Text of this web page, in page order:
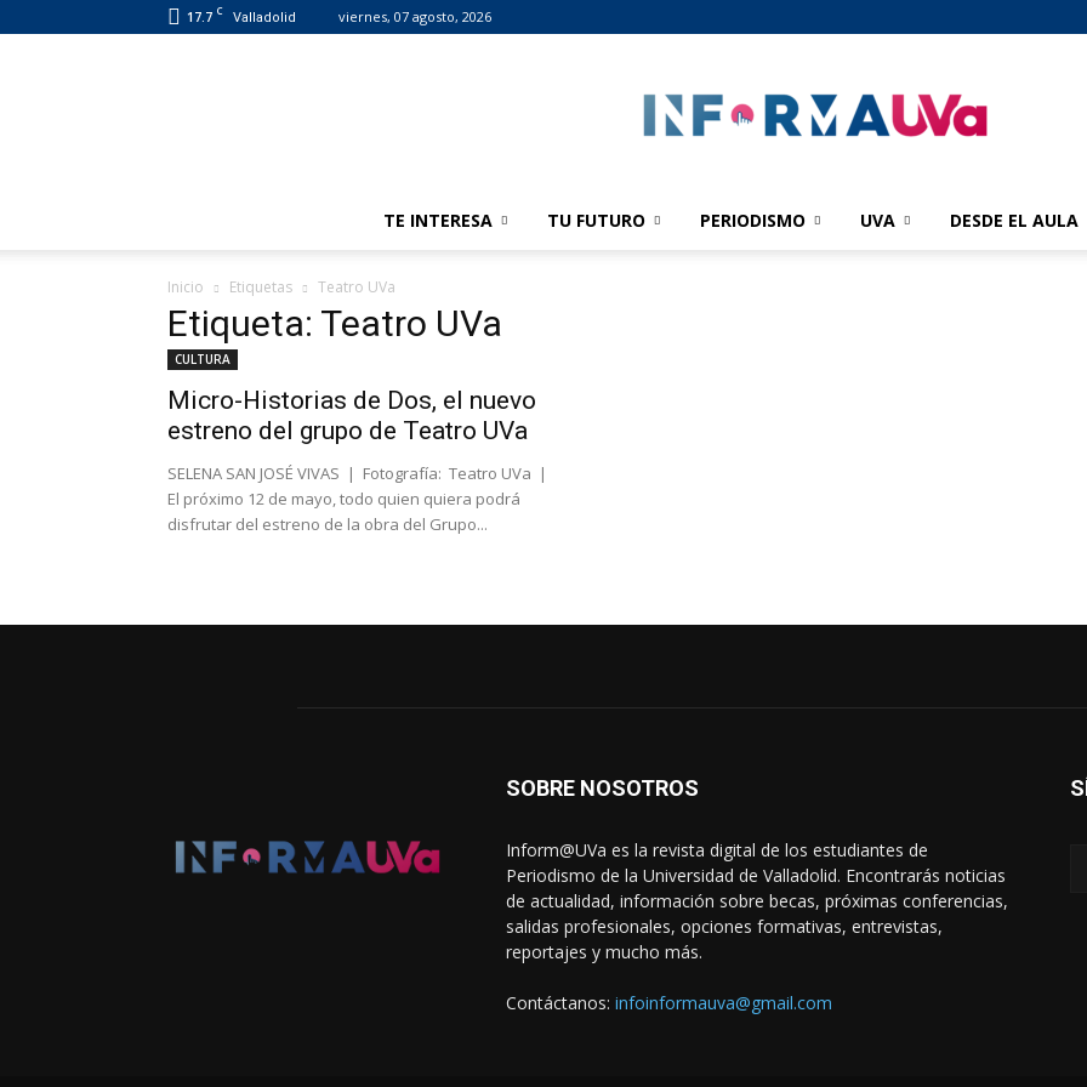
17.7 C Valladolid viernes, 07 agosto, 2026
informaUVA
TE INTERESA TU FUTURO PERIODISMO UVA DESDE EL AULA
Inicio Etiquetas Teatro UVa
Etiqueta: Teatro UVa
CULTURA
Micro-Historias de Dos, el nuevo
estreno del grupo de Teatro UVa
SELENA SAN JOSÉ VIVAS | Fotografía: Teatro UVa |
El próximo 12 de mayo, todo quien quiera podrá
disfrutar del estreno de la obra del Grupo...
SOBRE NOSOTROS
Inform@UVa es la revista digital de los estudiantes de
Periodismo de la Universidad de Valladolid. Encontrarás noticias
de actualidad, información sobre becas, próximas conferencias,
salidas profesionales, opciones formativas, entrevistas,
reportajes y mucho más.
Contáctanos: infoinformauva@gmail.com